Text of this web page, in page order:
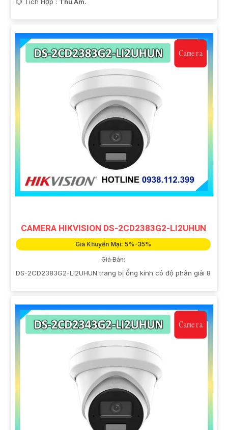
️💮 Tích Hợp : Thu Âm.
CAMERA HIKVISION DS-2CD2383G2-LI2UHUN
Giá Khuyến Mại: 5%-35%
Giá Bán:
DS-2CD2383G2-LI2UHUN trang bị ống kính có độ phân giải 8